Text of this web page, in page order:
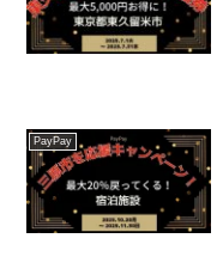
PayPay